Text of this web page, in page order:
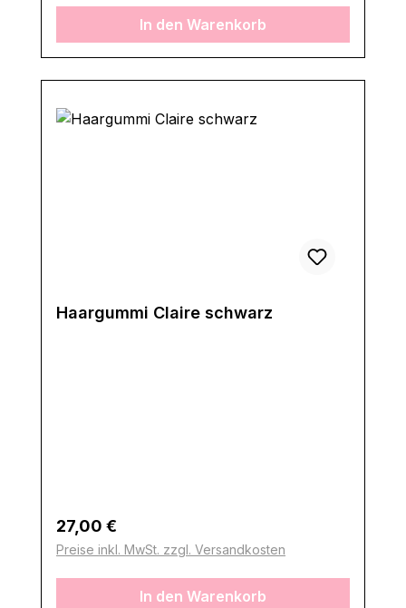
In den Warenkorb
Haargummi Claire schwarz
Regulärer Preis:
27,00 €
Preise inkl. MwSt. zzgl. Versandkosten
In den Warenkorb